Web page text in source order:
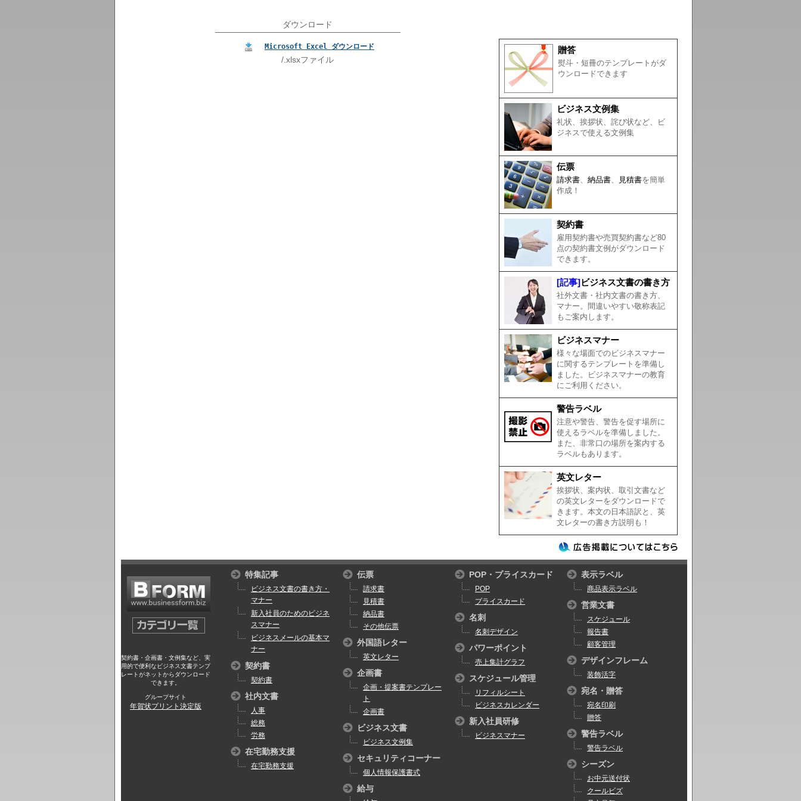
ダウンロード
Microsoft Excel ダウンロード
/.xlsxファイル
贈答
熨斗・短冊のテンプレートがダ
ウンロードできます
ビジネス文例集
礼状、挨拶状、詫び状など、ビ
ジネスで使える文例集
伝票
請求書、 納品書、 見積書を簡単
作成！
契約書
雇用契約書や売買契約書など80
点の契約書文例がダウンロード
できます。
[記事] ビジネス文書の書き方
社外文書・社内文書の書き方、
マナー。間違いやすい敬称表記
もご案内します。
ビジネスマナー
様々な場面でのビジネスマナー
に関するテンプレートを準備し
ました。ビジネスマナーの教育
にご利用ください。
警告ラベル
注意や警告、警告を促す場所に
使えるラベルを準備しました。
また、非常口の場所を案内する
ラベルもあります。
英文レター
挨拶状、案内状、取引文書など
の英文レターをダウンロードで
きます。本文の日本語訳と、英
文レターの書き方説明も！
契約書・企画書・文例集など、実
用的で便利なビジネス文書テンプ
レートがネットからダウンロード
できます。
グループサイト
年賀状プリント決定版
特集記事
ビジネス文書の書き方・
マナー
新入社員のためのビジネ
スマナー
ビジネスメールの基本マ
ナー
契約書
契約書
社内文書
人事
総務
労務
在宅勤務支援
在宅勤務支援
伝票
請求書
見積書
納品書
その他伝票
外国語レター
英文レター
企画書
企画・提案書テンプレー
ト
企画書
ビジネス文書
ビジネス文例集
セキュリティコーナー
個人情報保護書式
給与
POP・プライスカード
POP
プライスカード
名刺
名刺デザイン
パワーポイント
売上集計グラフ
スケジュール管理
リフィルシート
ビジネスカレンダー
新入社員研修
ビジネスマナー
表示ラベル
商品表示ラベル
営業文書
スケジュール
報告書
顧客管理
デザインフレーム
装飾活字
宛名・贈答
宛名印刷
贈答
警告ラベル
警告ラベル
シーズン
お中元送付状
クールビズ